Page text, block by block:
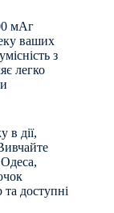
мАг
ваших
з
легко
в дії,
та доступні